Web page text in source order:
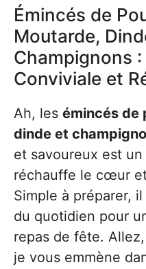
Émincés de
Moutarde,
Champignons
Conviviale et
Ah, les émincés de
dinde et
et savoureux est
réchauffe le cœur
Simple à préparer,
du quotidien pour
repas de fête.
je vous emmène